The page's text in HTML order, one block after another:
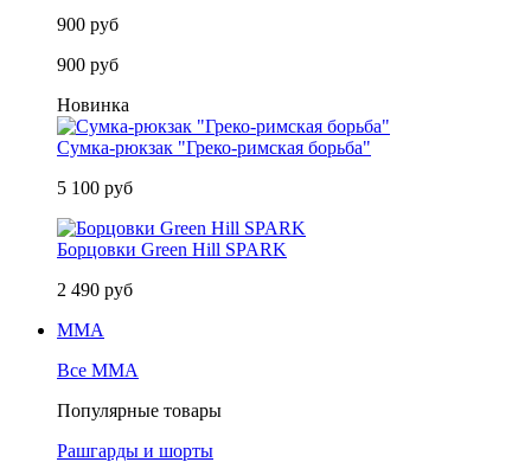
900 руб
900 руб
Новинка
Сумка-рюкзак "Греко-римская борьба"
5 100 руб
Борцовки Green Hill SPARK
2 490 руб
MMA
Все MMA
Популярные товары
Рашгарды и шорты